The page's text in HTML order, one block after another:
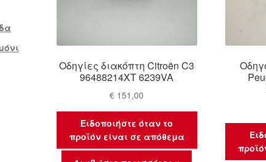
Οδηγίες διακόπτη Citroën C3
96488214XT 6239VA
€ 151,00
Ειδοποιήστε όταν το
προϊόν είναι σε απόθεμα